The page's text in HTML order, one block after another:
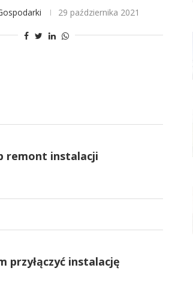
29 października 2021
remont instalacji
przyłączyć instalację